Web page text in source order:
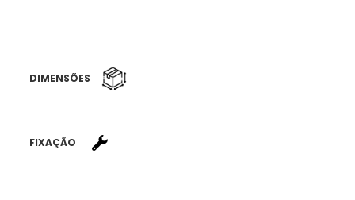
DIMENSÕES
FIXAÇÃO